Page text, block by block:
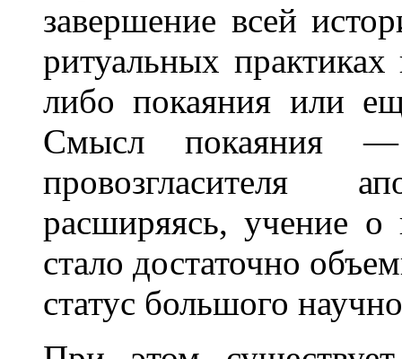
завершение всей
ритуальных практиках
либо покаяния или
Смысл покаяния —
провозгласителя
расширяясь, учение о
стало достаточно
статус большого